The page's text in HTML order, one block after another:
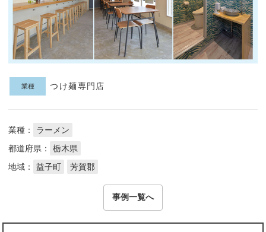
業種 つけ麺専門店
業種：
ラーメン
都道府県：
栃木県
地域：
益子町 芳賀郡
事例一覧へ